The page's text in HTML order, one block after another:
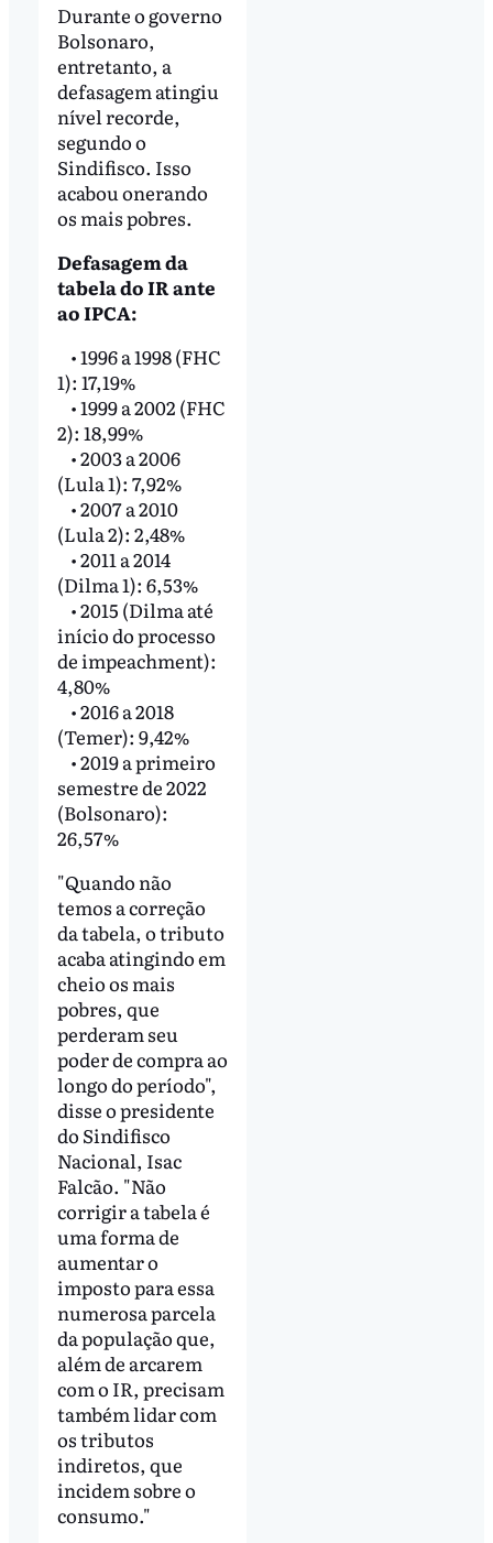
Durante o governo
Bolsonaro,
entretanto, a
defasagem atingiu
nível recorde,
segundo o
Sindifisco. Isso
acabou onerando
os mais pobres.
Defasagem da
tabela do IR ante
ao IPCA:
• 1996 a 1998 (FHC
1): 17,19%
• 1999 a 2002 (FHC
2): 18,99%
• 2003 a 2006
(Lula 1): 7,92%
• 2007 a 2010
(Lula 2): 2,48%
• 2011 a 2014
(Dilma 1): 6,53%
• 2015 (Dilma até
início do processo
de impeachment):
4,80%
• 2016 a 2018
(Temer): 9,42%
• 2019 a primeiro
semestre de 2022
(Bolsonaro):
26,57%
"Quando não
temos a correção
da tabela, o tributo
acaba atingindo em
cheio os mais
pobres, que
perderam seu
poder de compra ao
longo do período",
disse o presidente
do Sindifisco
Nacional, Isac
Falcão. "Não
corrigir a tabela é
uma forma de
aumentar o
imposto para essa
numerosa parcela
da população que,
além de arcarem
com o IR, precisam
também lidar com
os tributos
indiretos, que
incidem sobre o
consumo."